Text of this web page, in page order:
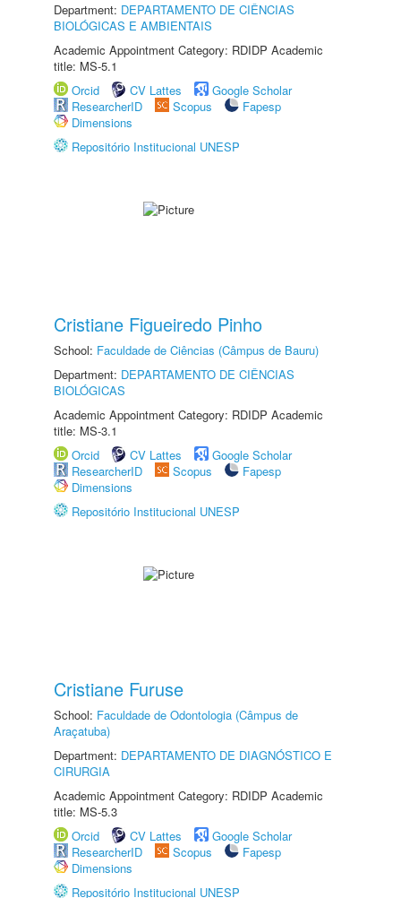
Department: DEPARTAMENTO DE CIÊNCIAS
BIOLÓGICAS E AMBIENTAIS
Academic Appointment Category: RDIDP Academic
title: MS-5.1
Orcid
CV Lattes
Google Scholar
ResearcherID
Scopus
Fapesp
Dimensions
Repositório Institucional UNESP
Cristiane Figueiredo Pinho
School: Faculdade de Ciências (Câmpus de Bauru)
Department: DEPARTAMENTO DE CIÊNCIAS
BIOLÓGICAS
Academic Appointment Category: RDIDP Academic
title: MS-3.1
Orcid
CV Lattes
Google Scholar
ResearcherID
Scopus
Fapesp
Dimensions
Repositório Institucional UNESP
Cristiane Furuse
School: Faculdade de Odontologia (Câmpus de
Araçatuba)
Department: DEPARTAMENTO DE DIAGNÓSTICO E
CIRURGIA
Academic Appointment Category: RDIDP Academic
title: MS-5.3
Orcid
CV Lattes
Google Scholar
ResearcherID
Scopus
Fapesp
Dimensions
Repositório Institucional UNESP